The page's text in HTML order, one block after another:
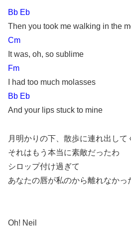
Bb Eb
Then you took me walking in the
Cm
It was, oh, so sublime
Fm
I had too much molasses
Bb Eb
And your lips stuck to mine
月明かりの下、散歩に連れ出して
それはもう本当に素敵だったわ
シロップ付け過ぎて
あなたの唇が私のから離れなかっ
Oh! Neil